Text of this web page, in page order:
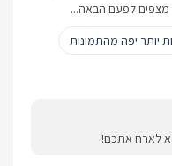
מצפים לפעם הבאה...
יותר יפה מהתמונות
לארח אתכם!